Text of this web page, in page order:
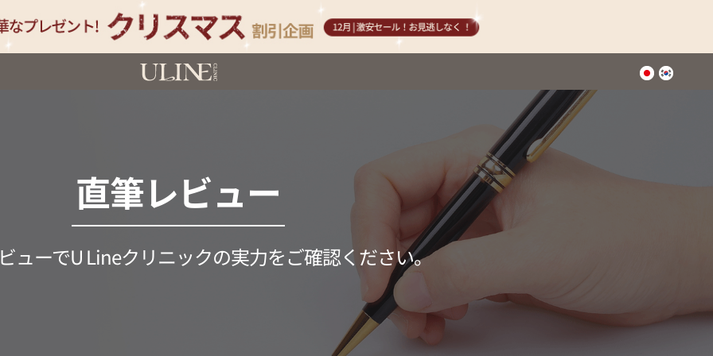
直筆レビュー
ューでU Lineクリニックの実力をご確認ください。